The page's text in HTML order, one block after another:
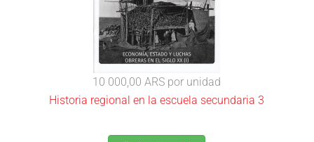
10 000,00 ARS por unidad
Historia regional en la escuela secundaria 3